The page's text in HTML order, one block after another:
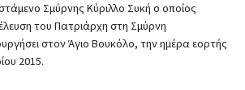
Σμύρνης Κύριλλο Συκή ο οποίος
του Πατριάρχη στη Σμύρνη
στον Άγιο Βουκόλο, την ημέρα εορτής
2015.